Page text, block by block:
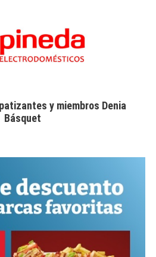
y miembros Denia
Básquet